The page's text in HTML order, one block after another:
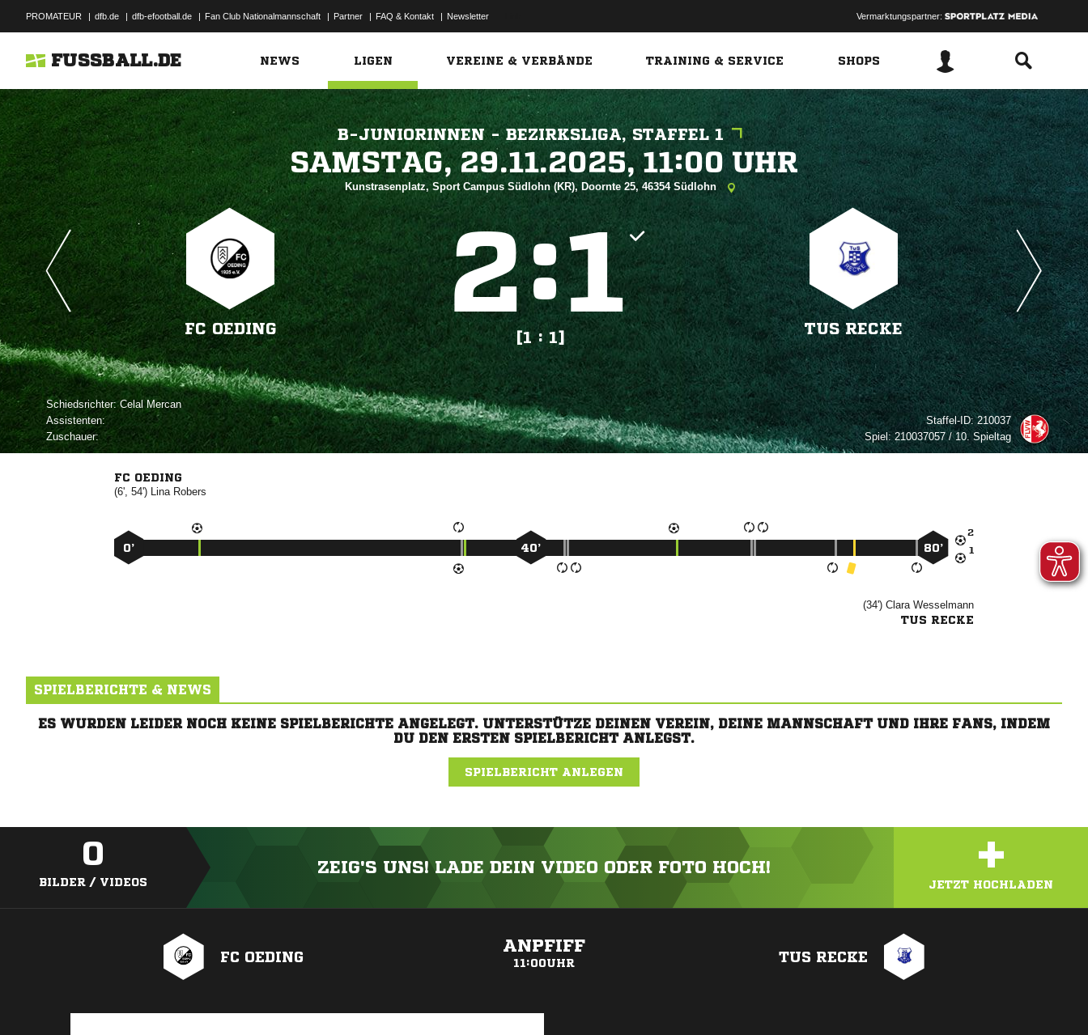
PROMATEUR | dfb.de | dfb-efootball.de | Fan Club Nationalmannschaft | Partner | FAQ & Kontakt | Newsletter Vermarktungspartner:
FUSSBALL.DE NEWS LIGEN VEREINE & VERBÄNDE TRAINING & SERVICE SHOPS
B-JUNIORINNEN - BEZIRKSLIGA, STAFFEL 1
   
Kunstrasenplatz, Sport Campus Südlohn (KR), Doornte 25, 46354 Südlohn
FC OEDING
:
[1 : 1]
TUS RECKE
Schiedsrichter: 
Assistenten:
Zuschauer:
Staffel-ID:210037
Spiel:210037057 / 10. Spieltag
FC OEDING
(6', 54') 


0’ 40’ 80’
(34') 
TUS RECKE
SPIELBERICHTE & NEWS
ES WURDEN LEIDER NOCH KEINE SPIELBERICHTE ANGELEGT. UNTERSTÜTZE DEINEN VEREIN, DEINE MANNSCHAFT UND IHRE FANS, INDEM
DU DEN ERSTEN SPIELBERICHT ANLEGST.
SPIELBERICHT ANLEGEN
0
BILDER / VIDEOS
ZEIG'S UNS! LADE DEIN VIDEO ODER FOTO HOCH! +
JETZT HOCHLADEN
FC OEDING
ANPFIFF
11:00UHR TUS RECKE